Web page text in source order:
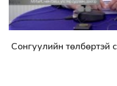
Дэлгэрэнгүй
Сонгуулийн төлбөртэй